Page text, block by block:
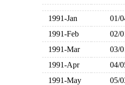
1991-Jan 01/
1991-Feb
02/
1991-Mar
03/
1991-Apr
04/
1991-May
05/